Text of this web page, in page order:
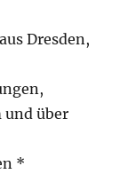
Dresden,
und über
*